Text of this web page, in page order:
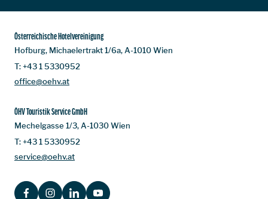
Österreichische Hotelvereinigung
Hofburg, Michaelertrakt 1/6a, A-1010 Wien
T:+43 1 5330952
office@oehv.at
ÖHV Touristik Service GmbH
Mechelgasse 1/3, A-1030 Wien
T:+43 1 5330952
service@oehv.at